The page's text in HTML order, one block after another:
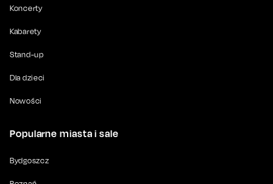
Koncerty
Kabarety
Stand-up
Dla dzieci
Nowości
Popularne miasta i sale
Bydgoszcz